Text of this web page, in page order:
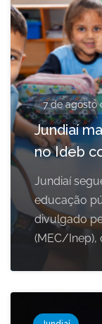
7 de agosto
Jundiaí
no Ideb
Jundiaí
educação
divulgado
(MEC/Inep),